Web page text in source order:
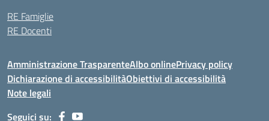
RE Famiglie
RE Docenti
Amministrazione TrasparenteAlbo onlinePrivacy policy
Dichiarazione di accessibilitàObiettivi di accessibilità
Note legali
Seguici su: